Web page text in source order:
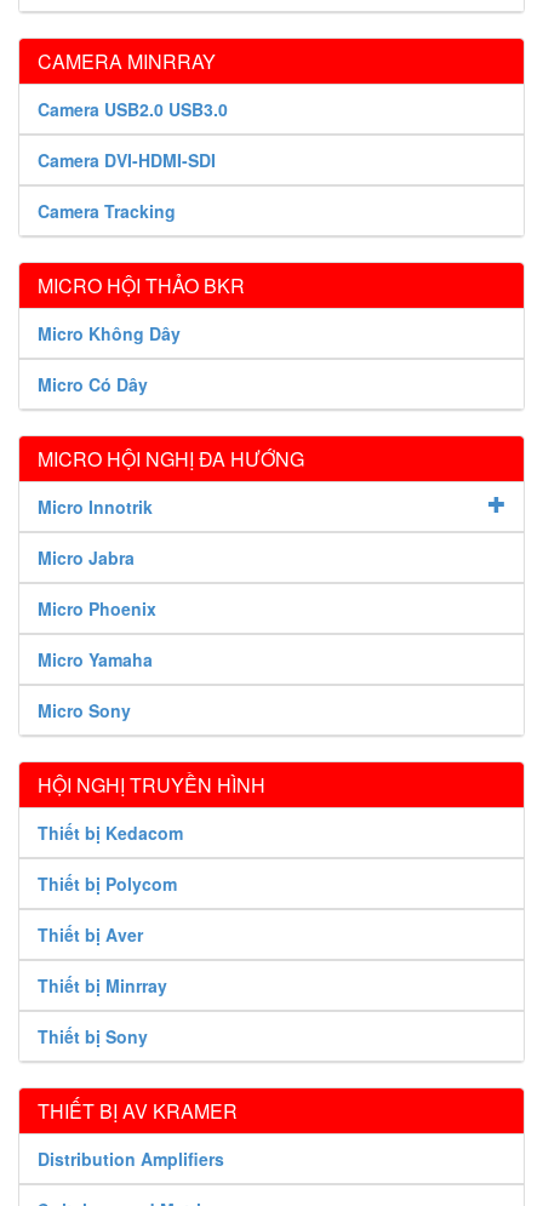
CAMERA MINRRAY
Camera USB2.0 USB3.0
Camera DVI-HDMI-SDI
Camera Tracking
MICRO HỘI THẢO BKR
Micro Không Dây
Micro Có Dây
MICRO HỘI NGHỊ ĐA HƯỚNG
Micro Innotrik
Micro Jabra
Micro Phoenix
Micro Yamaha
Micro Sony
HỘI NGHỊ TRUYỀN HÌNH
Thiết bị Kedacom
Thiết bị Polycom
Thiết bị Aver
Thiết bị Minrray
Thiết bị Sony
THIẾT BỊ AV KRAMER
Distribution Amplifiers